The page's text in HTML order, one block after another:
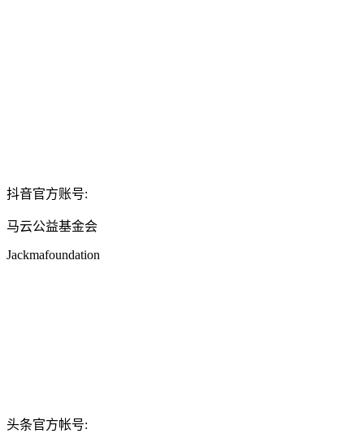
抖音官方账号:
马云公益基金会
Jackmafoundation
头条官方帐号: